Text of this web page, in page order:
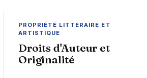
PROPRIÉTÉ LITTÉRAIRE ET
ARTISTIQUE
Droits d'Auteur et
Originalité